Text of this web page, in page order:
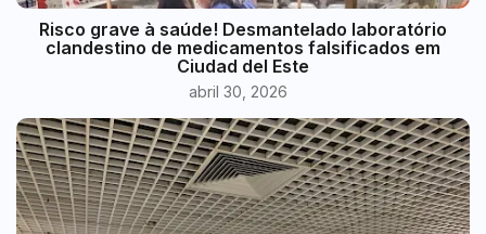
Risco grave à saúde! Desmantelado laboratório
clandestino de medicamentos falsificados em
Ciudad del Este
abril 30, 2026